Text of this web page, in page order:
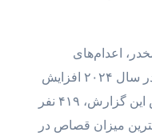
اعدام‌های
قصاص (برای جرم قتل عمد) نیز در سال ۲۰۲۴ افزایش
قابل‌توجهی داشته است. بر اساس این گزارش، ۴۱۹ نفر
میزان قصاص در